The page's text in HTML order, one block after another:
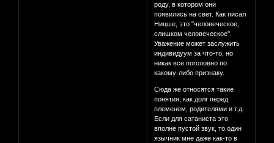
роду, в котором они
появились на свет. Как писал
Ницше, это "человеческое,
слишком человеческое".
Уважение может заслужить
индивидуум за что-то, но
никак все поголовно по
какому-либо признаку.
Сюда же относятся такие
понятия, как долг перед
племенем, родителями и т.д.
Если для сатаниста это
вполне пустой звук, то один
язычник мне даже как-то в